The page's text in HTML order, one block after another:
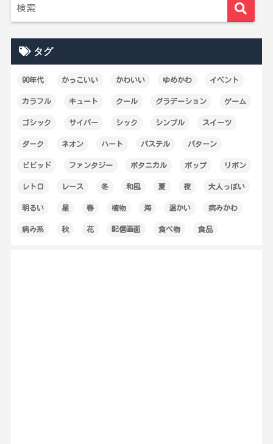
タグ
90年代 かっこいい かわいい ゆめかわ イベント
カラフル キュート クール グラデーション ゲーム
ゴシック サイバー シック シンプル スイーツ
ダーク ネオン ハート パステル パターン
ビビッド ファンタジー ボタニカル ポップ リボン
レトロ レース 冬 和風 夏 夜 大人っぽい
明るい 星 春 植物 海 温かい 病みかわ
病み系 秋 花 配信画面 食べ物 食品